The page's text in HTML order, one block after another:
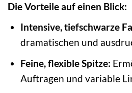
Die Vorteile auf einen Blick:
Intensive, tiefschwarze
dramatischen und
Feine, flexible Spitze:
Auftragen und variable